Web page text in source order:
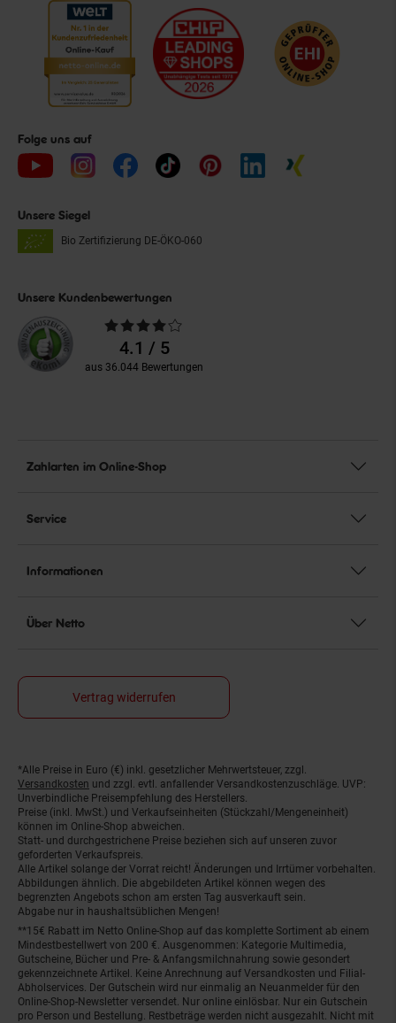
Folge uns auf
Unsere Siegel
Bio Zertifizierung DE-ÖKO-060
Unsere Kundenbewertungen
Durchschnittliche
Bewertungen4.1 / 5
aus 36.044 Bewertungen
Zahlarten im Online-Shop
Service
Informationen
Über Netto
Vertrag widerrufen
Fußnoten
*Alle Preise in Euro (€) inkl. gesetzlicher Mehrwertsteuer, zzgl.
Versandkosten und zzgl. evtl. anfallender Versandkostenzuschläge. UVP:
Unverbindliche Preisempfehlung des Herstellers.
Preise (inkl. MwSt.) und Verkaufseinheiten (Stückzahl/Mengeneinheit)
können im Online-Shop abweichen.
Statt- und durchgestrichene Preise beziehen sich auf unseren zuvor
geforderten Verkaufspreis.
Alle Artikel solange der Vorrat reicht! Änderungen und Irrtümer vorbehalten.
Abbildungen ähnlich. Die abgebildeten Artikel können wegen des
begrenzten Angebots schon am ersten Tag ausverkauft sein.
Abgabe nur in haushaltsüblichen Mengen!
**15€ Rabatt im Netto Online-Shop auf das komplette Sortiment ab einem
Mindestbestellwert von 200 €. Ausgenommen: Kategorie Multimedia,
Gutscheine, Bücher und Pre- & Anfangsmilchnahrung sowie gesondert
gekennzeichnete Artikel. Keine Anrechnung auf Versandkosten und Filial-
Abholservices. Der Gutschein wird nur einmalig an Neuanmelder für den
Online-Shop-Newsletter versendet. Nur online einlösbar. Nur ein Gutschein
pro Person und Bestellung. Restbeträge werden nicht ausgezahlt. Nicht mit